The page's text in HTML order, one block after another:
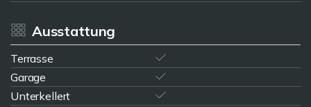
Ausstattung
Terrasse
Garage
Unterkellert